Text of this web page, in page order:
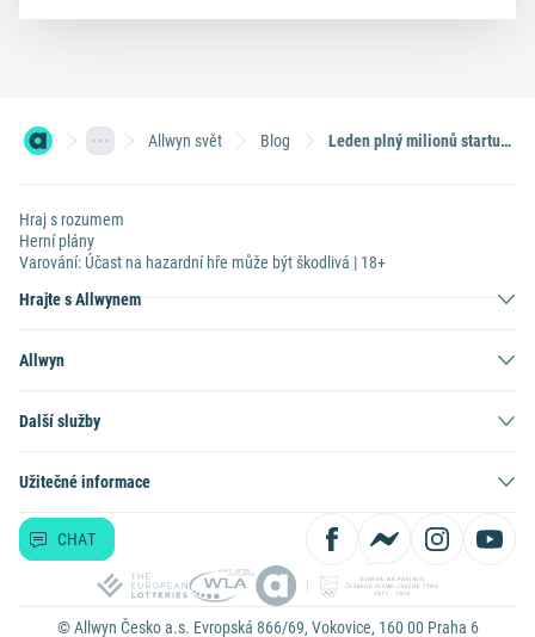
Allwyn svět Blog Leden plný milionů startuje. V pátek 9. ledna začíná Casting na milionáře
Hraj s rozumem
Herní plány
Varování: Účast na hazardní hře může být škodlivá | 18+
Hrajte s Allwynem
Allwyn
Další služby
Užitečné informace
CHAT
© Allwyn Česko a.s. Evropská 866/69, Vokovice, 160 00 Praha 6